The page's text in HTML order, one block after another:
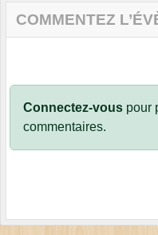
COMMENTEZ
Connectez-vous pour
commentaires.